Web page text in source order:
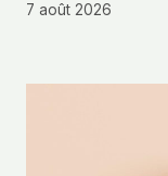
7 août 2026